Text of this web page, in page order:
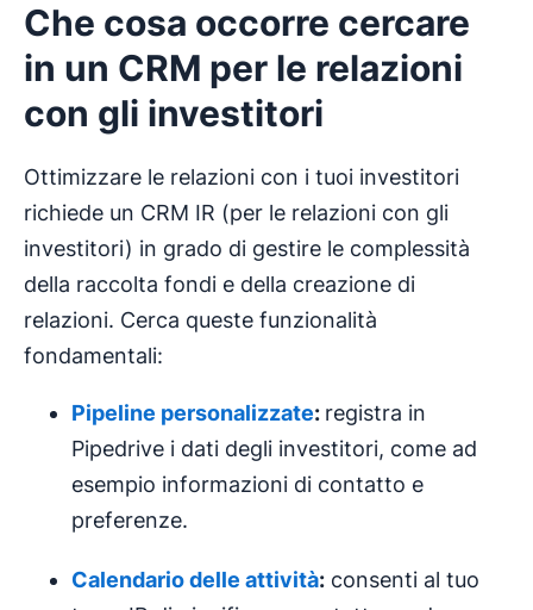
Che cosa occorre cercare
in un CRM per le relazioni
con gli investitori
Ottimizzare le relazioni con i tuoi investitori
richiede un CRM IR (per le relazioni con gli
investitori) in grado di gestire le complessità
della raccolta fondi e della creazione di
relazioni. Cerca queste funzionalità
fondamentali:
Pipeline personalizzate: registra in
Pipedrive i dati degli investitori, come ad
esempio informazioni di contatto e
preferenze.
Calendario delle attività: consenti al tuo